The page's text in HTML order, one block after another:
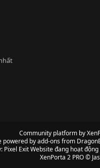
Community platform by
powered byadd-ons from
Pixel ExitWebsite đang hoạt động
XenPorta 2 PRO©